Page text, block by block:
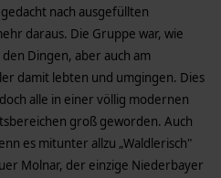
nach ausgefüllten
daraus. Die Gruppe war, wie
Dingen, aber auch am
damit lebten und umgingen. Dies
alle in einer völlig modernen
groß geworden. Auch
es mitunter allzu „Waldlerisch"
Molnar, der einzige Niederbayer